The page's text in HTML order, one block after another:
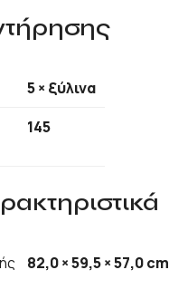
5 × ξύλινα
145
82,0 × 59,5 × 57,0 cm